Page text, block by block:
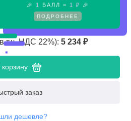
🎉
1 БАЛЛ = 1 ₽ 🎉
ПОДРОБНЕЕ
т.ч. НДС 22%): 5 234 ₽
корзину
заказ
дешевле?